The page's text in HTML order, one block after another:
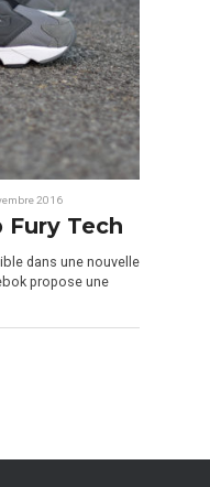
2016
Fury Tech
dans une nouvelle
propose une